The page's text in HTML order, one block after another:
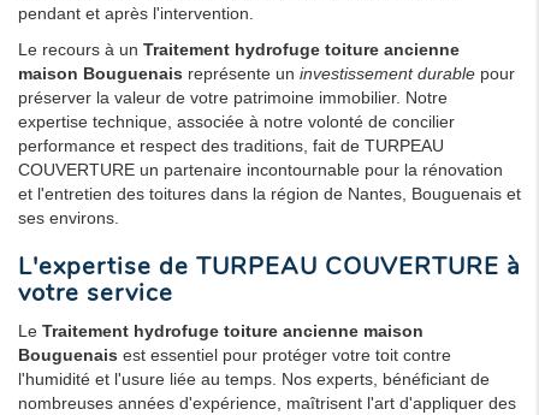
pendant et après l'intervention.
Le recours à un Traitement hydrofuge toiture ancienne
maison Bouguenais représente un investissement durable pour
préserver la valeur de votre patrimoine immobilier. Notre
expertise technique, associée à notre volonté de concilier
performance et respect des traditions, fait de TURPEAU
COUVERTURE un partenaire incontournable pour la rénovation
et l'entretien des toitures dans la région de Nantes, Bouguenais et
ses environs.
L'expertise de TURPEAU COUVERTURE à
votre service
Le Traitement hydrofuge toiture ancienne maison
Bouguenais est essentiel pour protéger votre toit contre
l'humidité et l'usure liée au temps. Nos experts, bénéficiant de
nombreuses années d'expérience, maîtrisent l'art d'appliquer des